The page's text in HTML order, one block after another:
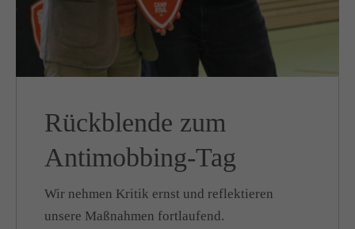
Rückblende zum
Antimobbing-Tag
Wir nehmen Kritik ernst und reflektieren
unsere Maßnahmen fortlaufend.